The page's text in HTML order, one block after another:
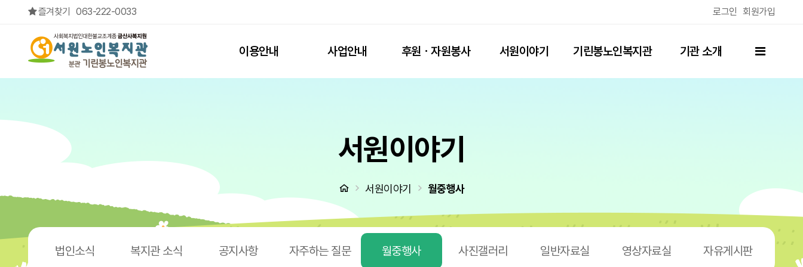
정서) 웰다잉프로그램 > 월중행사
즐겨찾기 063-222-0033 로그인 회원가입
이용안내 사업안내 후원ㆍ자원봉사 서원이야기 기린봉노인복지관 기관 소개 전체메
서원이야기
처음으로
서원이야기 월중행사
법인소식 복지관 소식 공지사항 자주하는 질문 월중행사 사진갤러리 일반자료실 영상자료실 자유게시판